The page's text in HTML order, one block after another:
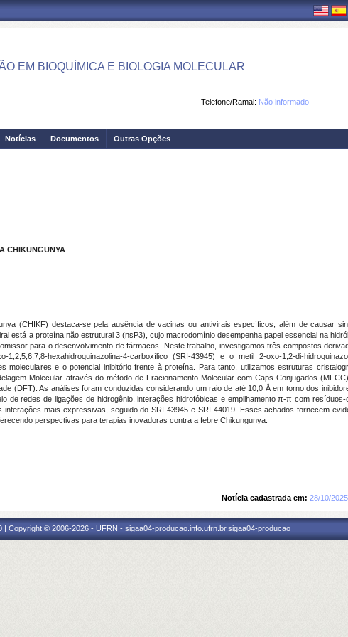
EM BIOQUÍMICA E BIOLOGIA MOLECULAR
Telefone/Ramal: Não informado
Notícias Documentos Outras Opções
CHIKUNGUNYA
(CHIKF) destaca-se pela ausência de vacinas ou antivirais específicos, além de causar
está a proteína não estrutural 3 (nsP3), cujo macrodomínio desempenha papel essencial na
para o desenvolvimento de fármacos. Neste trabalho, investigamos três compostos
hexahidroquinazolina-4-carboxílico (SRI-43945) e o metil 2-oxo-1,2-di-
e o potencial inibitório frente à proteína. Para tanto, utilizamos estruturas
Molecular através do método de Fracionamento Molecular com Caps Conjugados
(DFT). As análises foram conduzidas considerando um raio de até 10,0 Å em torno dos
de redes de ligações de hidrogênio, interações hidrofóbicas e empilhamento π-π com resíduos-
mais expressivas, seguido do SRI-43945 e SRI-44019. Esses achados fornecem
perspectivas para terapias inovadoras contra a febre Chikungunya.
Notícia cadastrada em: 28/10/
Copyright © 2006-2026 - UFRN - sigaa04-producao.info.ufrn.br.sigaa04-producao